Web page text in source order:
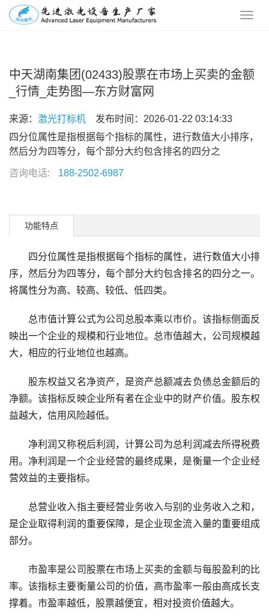
中天湖南集团(02433)股票在市场上买卖的金额
_行情_走势图—东方财富网
来源： 激光打标机 发布时间：2026-01-22 03:14:33
四分位属性是指根据每个指标的属性，进行数值大小排序，
然后分为四等分，每个部分大约包含排名的四分之
咨询电话: 188-2502-6987
功能特点
四分位属性是指根据每个指标的属性，进行数值大小排
序，然后分为四等分，每个部分大约包含排名的四分之一。
将属性分为高、较高、较低、低四类。
总市值计算公式为公司总股本乘以市价。该指标侧面反
映出一个企业的规模和行业地位。总市值越大，公司规模越
大，相应的行业地位也越高。
股东权益又名净资产，是资产总额减去负债总金额后的
净额。该指标反映企业所有者在企业中的财产价值。股东权
益越大，信用风险越低。
净利润又称税后利润，计算公司为总利润减去所得税费
用。净利润是一个企业经营的最终成果，是衡量一个企业经
营效益的主要指标。
总营业收入指主要经营业务收入与别的业务收入之和，
是企业取得利润的重要保障，是企业现金流入量的重要组成
部分。
市盈率是公司股票在市场上买卖的金额与每股盈利的比
率。该指标主要衡量公司的价值，高市盈率一般由高成长支
撑着。市盈率越低，股票越便宜，相对投资价值越大。